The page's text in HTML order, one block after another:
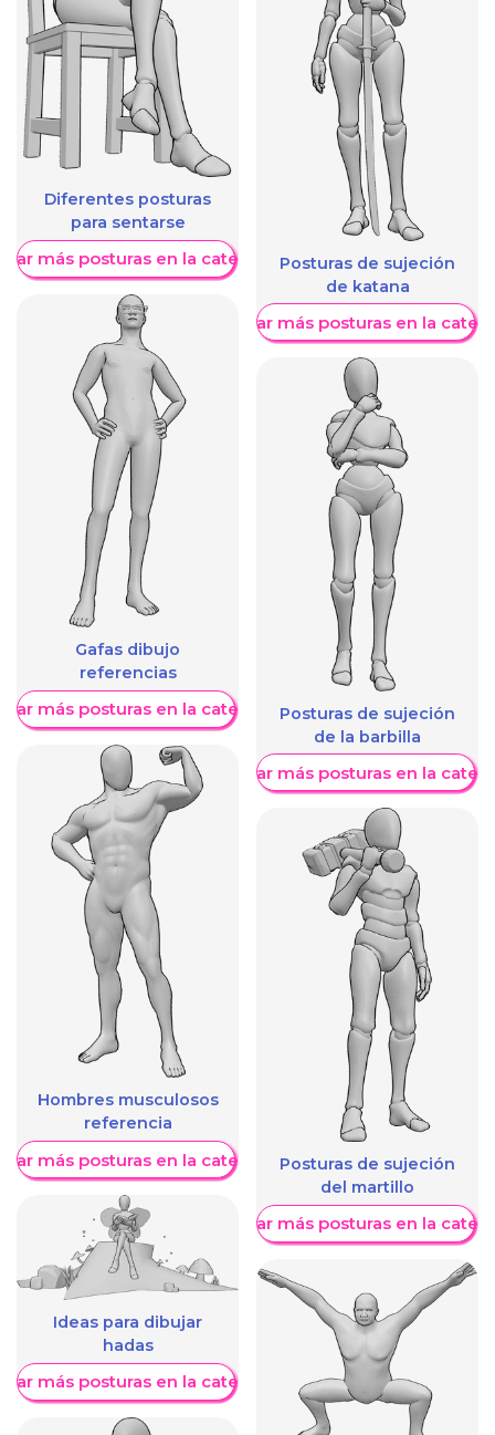
Diferentes posturas
para sentarse
más posturas en la categoría
Gafas dibujo
referencias
más posturas en la categoría
Hombres musculosos
referencia
más posturas en la categoría
Ideas para dibujar
hadas
más posturas en la categoría
Posturas de sujeción
de katana
Mostrar más posturas en la
Posturas de sujeción
de la barbilla
Mostrar más posturas en la
Posturas de sujeción
del martillo
Mostrar más posturas en la